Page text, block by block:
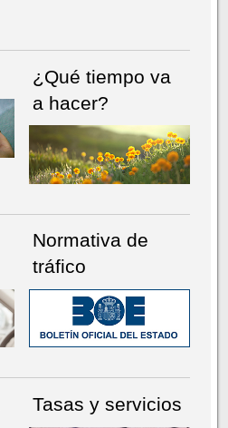
¿Qué tiempo va
a hacer?
Normativa de
tráfico
Tasas y servicios